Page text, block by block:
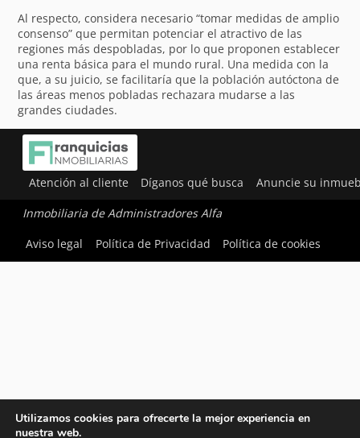
Al respecto, considera necesario “tomar medidas de amplio
consenso” que permitan potenciar el atractivo de las
regiones más despobladas, por lo que proponen establecer
una renta básica para el mundo rural. Una medida con la
que, a su juicio, se facilitaría que la población autóctona de
las áreas menos pobladas rechazara mudarse a las
grandes ciudades.
Atención al cliente Díganos qué busca Anuncie su
Inmobiliaria de Administradores Alfa
Aviso legal
Política de Privacidad Política de cookies
Utilizamos cookies para ofrecerte la mejor experiencia en
nuestra web.